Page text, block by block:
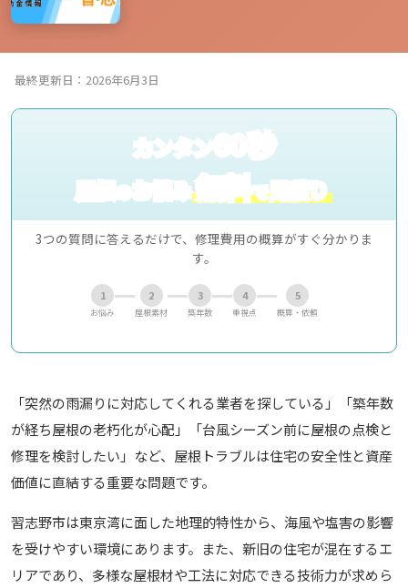
最終更新日：2026年6月3日
カンタン60秒
屋根のお悩み無料で見積り
3つの質問に答えるだけで、修理費用の概算がすぐ分かりま
す。
1
お悩み
2
屋根素材
3
築年数
4
重視点
5
概算・依頼
「突然の雨漏りに対応してくれる業者を探している」「築年数
が経ち屋根の老朽化が心配」「台風シーズン前に屋根の点検と
修理を検討したい」など、屋根トラブルは住宅の安全性と資産
価値に直結する重要な問題です。
習志野市は東京湾に面した地理的特性から、海風や塩害の影響
を受けやすい環境にあります。また、新旧の住宅が混在するエ
リアであり、多様な屋根材や工法に対応できる技術力が求めら